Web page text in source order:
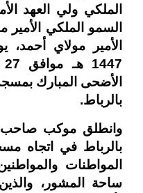
الملكي ولي العهد
السمو الملكي
الأضحى المبارك
بالرباط.
وانطلق موكب صاحب
بالرباط في اتجاه
المواطنات
ساحة المشور،